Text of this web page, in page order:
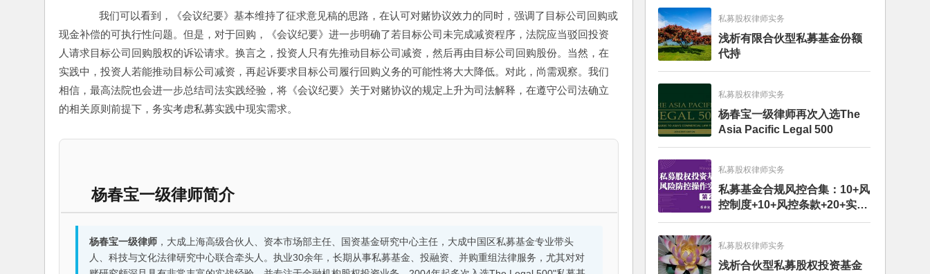
我们可以看到，《会议纪要》基本维持了征求意见稿的思路，在认可对赌协议效力的同时，强调了目标公司回购或
现金补偿的可执行性问题。但是，对于回购，《会议纪要》进一步明确了若目标公司未完成减资程序，法院应当驳回投资
人请求目标公司回购股权的诉讼请求。换言之，投资人只有先推动目标公司减资，然后再由目标公司回购股份。当然，在
实践中，投资人若能推动目标公司减资，再起诉要求目标公司履行回购义务的可能性将大大降低。对此，尚需观察。我们
相信，最高法院也会进一步总结司法实践经验，将《会议纪要》关于对赌协议的规定上升为司法解释，在遵守公司法确立
的相关原则前提下，务实考虑私募实践中现实需求。
杨春宝一级律师简介
杨春宝一级律师，大成上海高级合伙人、资本市场部主任、国资基金研究中心主任，大成中国区私募基金专业带头
人、科技与文化法律研究中心联合牵头人。执业30余年，长期从事私募基金、投融资、并购重组法律服务，尤其对对
私募股权律师实务
浅析有限合伙型私募基金份额
代持
私募股权律师实务
杨春宝一级律师再次入选The
Asia Pacific Legal 500
私募股权律师实务
私募基金合规风控合集：10+风
控制度+10+风控条款+20+实务
文章+每月动态
私募股权律师实务
浅析合伙型私募股权投资基金